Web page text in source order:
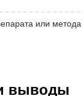
или метода
выводы